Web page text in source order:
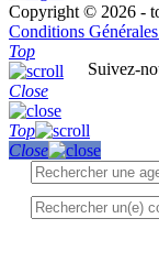
Copyright © 2026 -
Conditions
Suivez-
Top
Close
Top
Close